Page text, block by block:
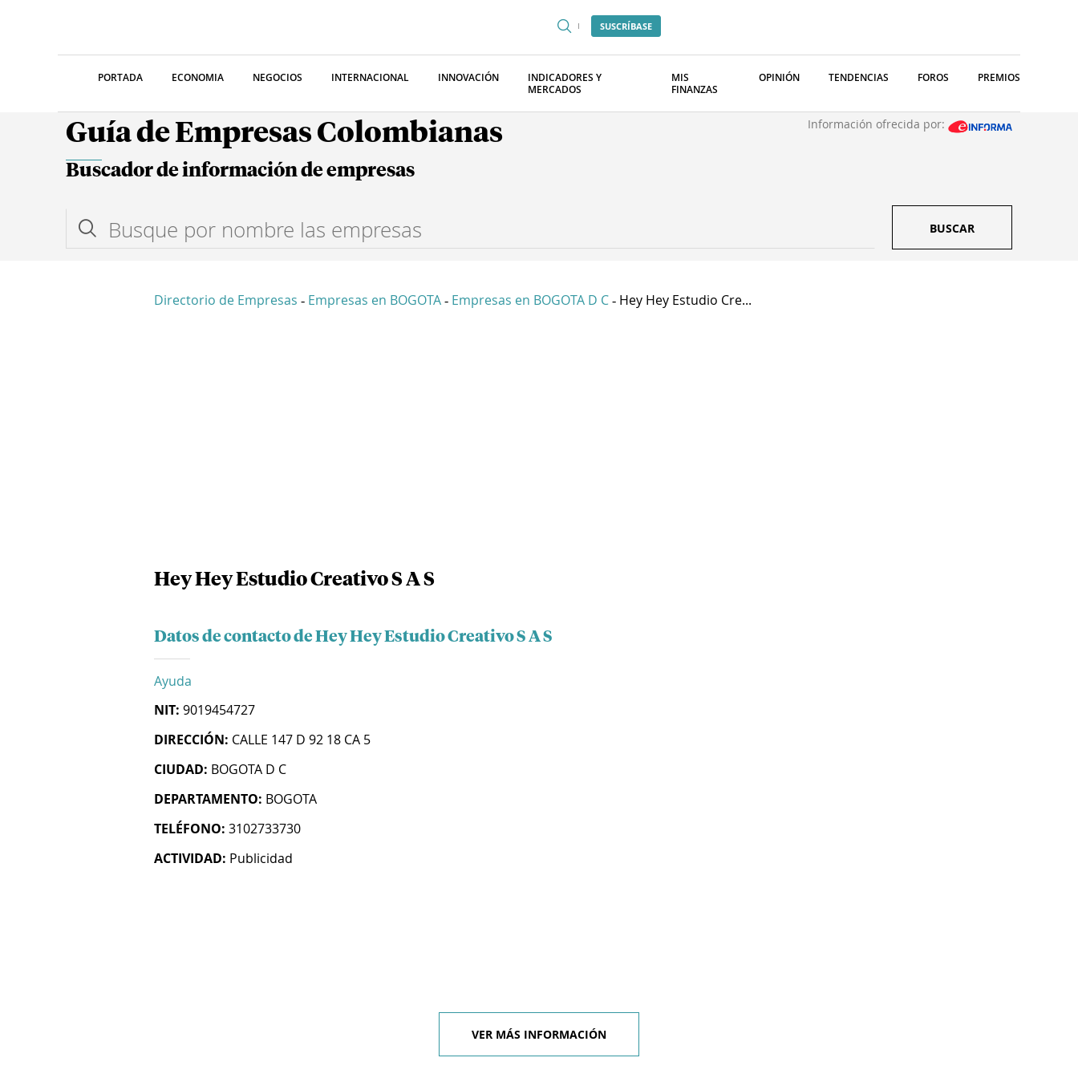
SUSCRÍBASE
PORTADA ECONOMIA NEGOCIOS INTERNACIONAL INNOVACIÓN
INDICADORES Y
MERCADOS
MIS
FINANZAS
OPINIÓN TENDENCIAS FOROS PREMIOS
Guía de Empresas Colombianas Información ofrecida por:
Buscador de información de empresas
BUSCAR
Directorio de Empresas - Empresas en BOGOTA - Empresas en BOGOTA D C - Hey Hey Estudio Cre...
Hey Hey Estudio Creativo S A S
Datos de contacto de Hey Hey Estudio Creativo S A S
Ayuda
NIT: 9019454727
DIRECCIÓN: CALLE 147 D 92 18 CA 5
CIUDAD: BOGOTA D C
DEPARTAMENTO: BOGOTA
TELÉFONO: 3102733730
ACTIVIDAD: Publicidad
VER MÁS INFORMACIÓN